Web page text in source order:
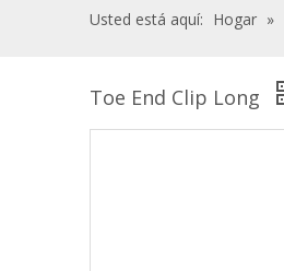
Usted está aquí: Hogar »
Toe End Clip Long